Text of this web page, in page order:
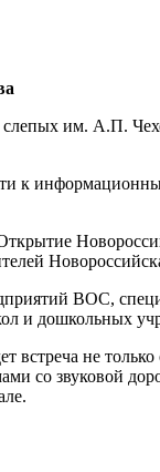
им. А.П.
к
ВОС,
и дошкольных
встреча не
со звуковой